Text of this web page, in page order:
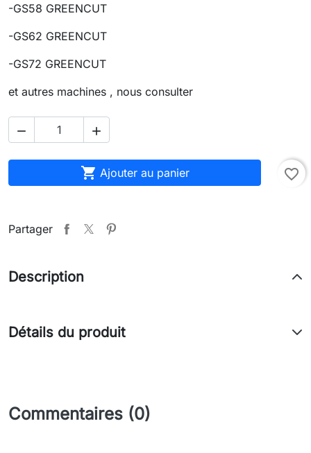
-GS58 GREENCUT
-GS62 GREENCUT
-GS72 GREENCUT
et autres machines , nous consulter
 
 Ajouter au panier favorite_border
Partager
Description
Détails du produit
Commentaires (0)